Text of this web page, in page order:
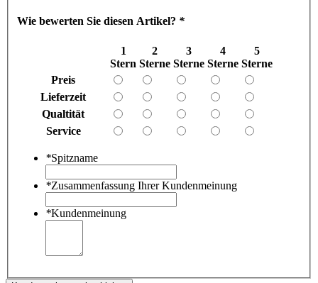
Wie bewerten Sie diesen Artikel? *
1
Stern
2
Sterne
3
Sterne
4
Sterne
5
Sterne
Preis
Lieferzeit
Qualtität
Service
*Spitzname
*Zusammenfassung Ihrer Kundenmeinung
*Kundenmeinung